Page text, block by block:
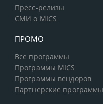
Пресс-релизы
СМИ о MICS
ПРОМО
Все программы
Программы MICS
Программы вендоров
Партнерские программы